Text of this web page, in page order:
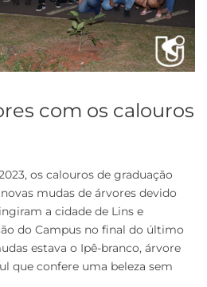
com os calouros
os calouros de graduação
mudas de árvores devido
a cidade de Lins e
do Campus no final do último
estava o Ipê-branco, árvore
que confere uma beleza sem